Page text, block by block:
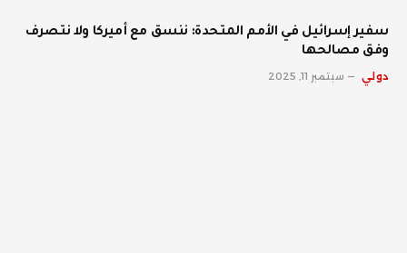
سفير إسرائيل في الأمم المتحدة: ننسق مع أميركا ولا نتصرف
وفق مصالحها
دولي سبتمبر 11, 2025